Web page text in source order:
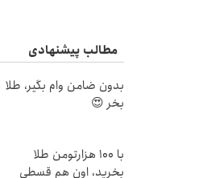
مطالب پیشنهادی
بدون ضامن وام بگیر، طلا
بخر 😍
با ۱۰۰ هزارتومن طلا
بخرید، اون هم قسطی